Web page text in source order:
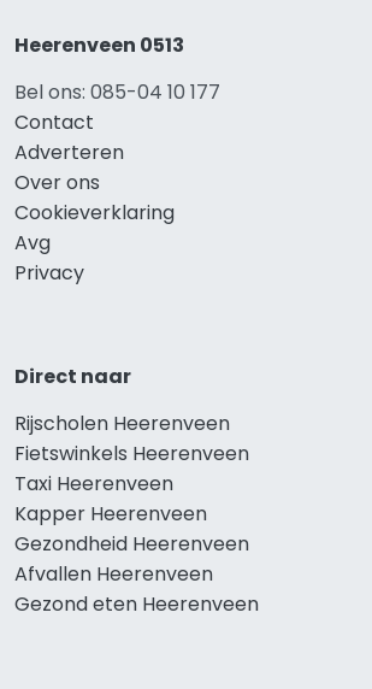
Heerenveen 0513
Bel ons: 085-04 10 177
Contact
Adverteren
Over ons
Cookieverklaring
Avg
Privacy
Direct naar
Rijscholen Heerenveen
Fietswinkels Heerenveen
Taxi Heerenveen
Kapper Heerenveen
Gezondheid Heerenveen
Afvallen Heerenveen
Gezond eten Heerenveen